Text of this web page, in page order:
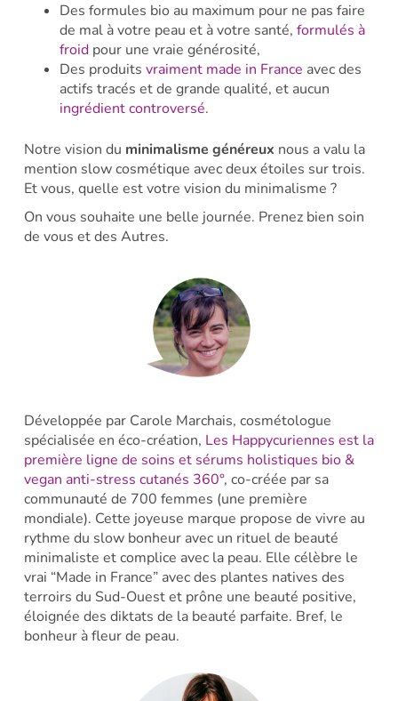
Des formules bio au maximum pour ne pas faire
de mal à votre peau et à votre santé, formulés à
froidpour une vraie générosité,
Des produits vraiment made in France avec des
actifs tracés et de grande qualité, et aucun
ingrédient controversé.
Notre vision du minimalisme généreux nous a valu la
mention slow cosmétique avec deux étoiles sur trois.
Et vous, quelle est votre vision du minimalisme ?
On vous souhaite une belle journée. Prenez bien soin
de vous et des Autres.
Développée par Carole Marchais, cosmétologue
spécialisée en éco-création, Les Happycuriennes est la
première ligne de soins et sérums holistiques bio &
vegan anti-stress cutanés 360°, co-créée par sa
communauté de 700 femmes (une première
mondiale). Cette joyeuse marque propose de vivre au
rythme du slow bonheur avec un rituel de beauté
minimaliste et complice avec la peau. Elle célèbre le
vrai “Made in France” avec des plantes natives des
terroirs du Sud-Ouest et prône une beauté positive,
éloignée des diktats de la beauté parfaite. Bref, le
bonheur à fleur de peau.